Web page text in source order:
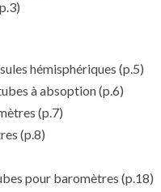
hémisphériques (p.5)
à absoption(p.6)
(p.7)
(p.8)
pour baromètres (p.18)